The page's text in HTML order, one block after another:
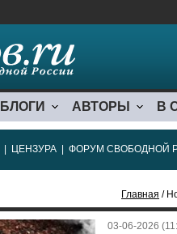
БЛОГИ АВТОРЫ В
ЦЕНЗУРА ФОРУМ СВОБОДНОЙ
Главная /
03-06-2026